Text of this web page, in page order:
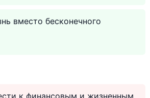
вместо бесконечного
к финансовым и жизненным